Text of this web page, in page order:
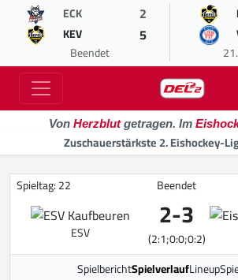
ECK 2
KEV 5
Beendet
Von Herzblutgetragen. Im
Zuschauerstärkste 2. Eishockey-
Spieltag: 22 Beendet
ESV 2-3
(2:1;0:0;0:2)
SpielberichtSpielverlaufLineup